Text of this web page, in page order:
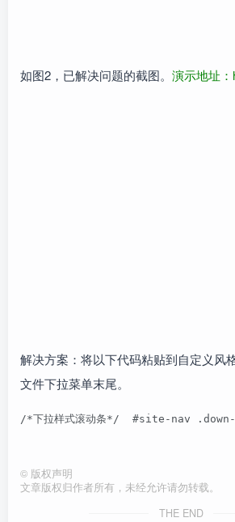
如图2，已解决问题的截图。 演示地址：
解决方案：将以下代码粘贴到自定义风
文件下拉菜单末尾。
/*下拉样式滚动条*/  #site-nav
© 版权声明
文章版权归作者所有，未经允许请勿转载。
THE END